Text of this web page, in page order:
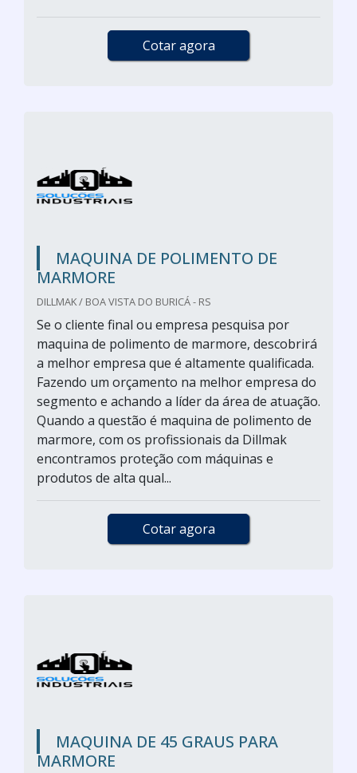
Cotar agora
MAQUINA DE POLIMENTO DE
MARMORE
DILLMAK / BOA VISTA DO BURICÁ - RS
Se o cliente final ou empresa pesquisa por
maquina de polimento de marmore, descobrirá
a melhor empresa que é altamente qualificada.
Fazendo um orçamento na melhor empresa do
segmento e achando a líder da área de atuação.
Quando a questão é maquina de polimento de
marmore, com os profissionais da Dillmak
encontramos proteção com máquinas e
produtos de alta qual...
Cotar agora
MAQUINA DE 45 GRAUS PARA
MARMORE